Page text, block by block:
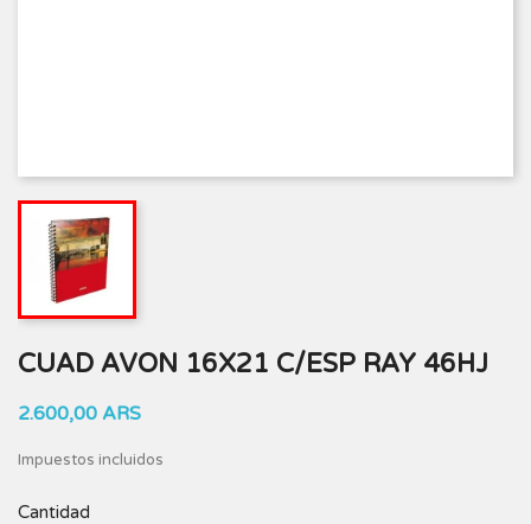
CUAD AVON 16X21 C/ESP RAY 46HJ
2.600,00 ARS
Impuestos incluidos
Cantidad